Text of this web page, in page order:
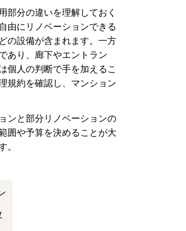
部分の違いを理解しておく
由にリノベーションできる
の設備が含まれます。一方
あり、廊下やエントラン
個人の判断で手を加えるこ
規約を確認し、マンション
ンと部分リノベーションの
囲や予算を決めることが大
。